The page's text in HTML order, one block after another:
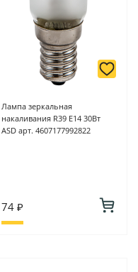
Лампа зеркальная
накаливания R39 Е14 30Вт
ASD арт. 4607177992822
74 ₽